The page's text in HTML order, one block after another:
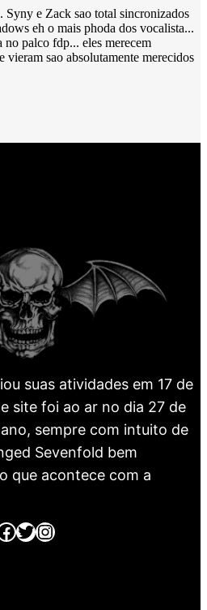
suas atividades em 17 de
site foi ao ar no dia 27 de
sempre com intuito de
Sevenfold bem
que acontece com a
no Facebook
Página no Twitter
Página no Instagram